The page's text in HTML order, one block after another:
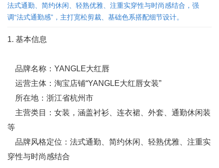
法式通勤、简约休闲、轻熟优雅、注重实穿性与时尚感结合，强
调“法式通勤感”，主打宽松剪裁、基础色系搭配细节设计。
1. 基本信息
品牌名称：YANGLE大红唇
运营主体：淘宝店铺“YANGLE大红唇女装”
所在地：浙江省杭州市
主营类目：女装，涵盖衬衫、连衣裙、外套、通勤休闲装
等
品牌风格定位：法式通勤、简约休闲、轻熟优雅、注重实
穿性与时尚感结合